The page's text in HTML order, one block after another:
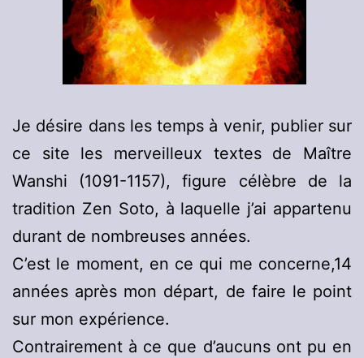
Je désire dans les temps à venir, publier sur
ce site les merveilleux textes de Maître
Wanshi (1091-1157), figure célèbre de la
tradition Zen Soto, à laquelle j’ai appartenu
durant de nombreuses années.
C’est le moment, en ce qui me concerne,14
années après mon départ, de faire le point
sur mon expérience.
Contrairement à ce que d’aucuns ont pu en